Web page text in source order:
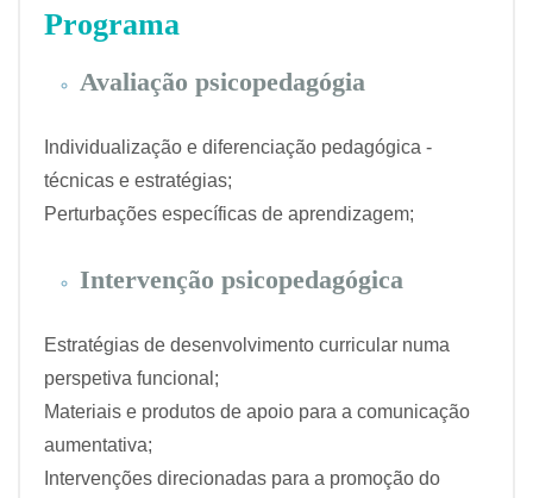
Programa
Avaliação psicopedagógia
Individualização e diferenciação pedagógica -
técnicas e estratégias;
Perturbações específicas de aprendizagem;
Intervenção psicopedagógica
Estratégias de desenvolvimento curricular numa
perspetiva funcional;
Materiais e produtos de apoio para a comunicação
aumentativa;
Intervenções direcionadas para a promoção do